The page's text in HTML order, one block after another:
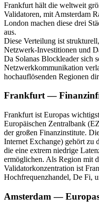
Frankfurt hält die weltweit
Validatoren, mit Amsterdam
London machen diese drei
aus.
Diese Verteilung ist
Netzwerk-Investitionen und
Da Solanas Blockleader sich
Netzwerkkommunikation
hochauflösenden Regionen
Frankfurt —
Frankfurt ist Europas
Europäischen Zentralbank
der großen Finanzinstitute.
Internet Exchange) gehört zu
die eine extrem niedrige
ermöglichen. Als Region mit
Validatorkonzentration ist
Hochfrequenzhandel, De Fi,
Amsterdam —